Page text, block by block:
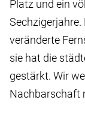
Platz und ein
veränderte
sie hat die
gestärkt. Wir
Nachbarschaft